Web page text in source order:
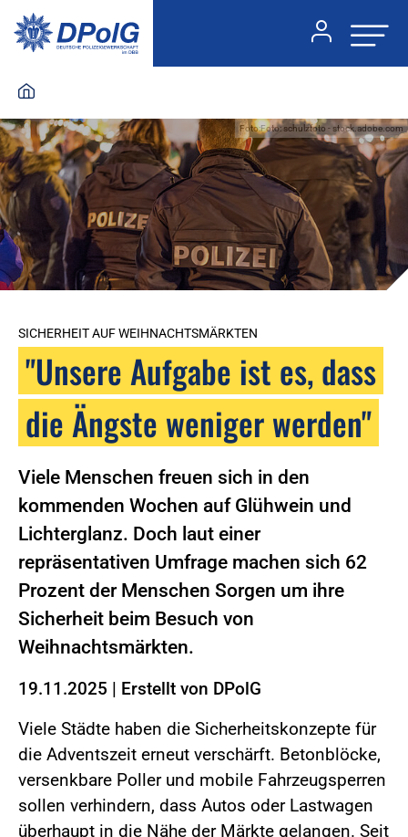
Foto:Foto: schulzfoto - stock.adobe.com
SICHERHEIT AUF WEIHNACHTSMÄRKTEN
"Unsere Aufgabe ist es, dass
die Ängste weniger werden"
Viele Menschen freuen sich in den
kommenden Wochen auf Glühwein und
Lichterglanz. Doch laut einer
repräsentativen Umfrage machen sich 62
Prozent der Menschen Sorgen um ihre
Sicherheit beim Besuch von
Weihnachtsmärkten.
19.11.2025 | Erstellt von DPolG
Viele Städte haben die Sicherheitskonzepte für
die Adventszeit erneut verschärft. Betonblöcke,
versenkbare Poller und mobile Fahrzeugsperren
sollen verhindern, dass Autos oder Lastwagen
überhaupt in die Nähe der Märkte gelangen. Seit